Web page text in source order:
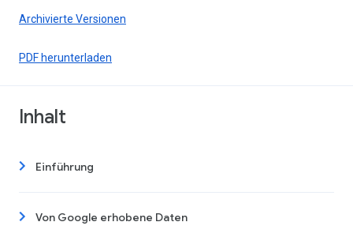
Archivierte Versionen
PDF herunterladen
Inhalt
Einführung
Von Google erhobene Daten